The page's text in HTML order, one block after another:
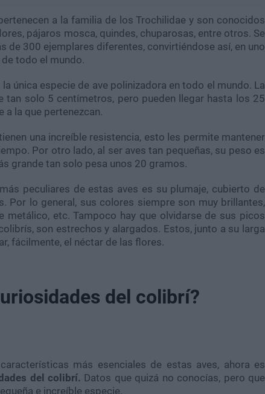
a la familia de los Trochilidae y son conocidos
pájaros mosca, quindes, chuparosas, entre otros. Se
de 300 ejemplares diferentes, convirtiéndose así, en uno
todo el mundo.
única especie de ave polinizadora en todo el mundo. La
tan solo 5 centímetros, pero pueden llegar hasta los 25
a la que pertenezcan.
una increíble resistencia, esto les permite mantener
Por otro lado, al ser aves tan pequeñas, su peso es
grande tan solo pesa unos 20 gramos.
peculiares de estas aves es su plumaje, cubierto de
Por lo general, sus colores siempre son muy brillantes,
metálico, etc. Tampoco hay que olvidarse de sus picos
son estrechos y alargados. Estos, junto a su larga
fácilmente, el néctar de las flores.
del colibrí?
más esenciales de estas aves, ahora es
del colibrí. Datos que quizá no conocías, pero que
e increíble especie.